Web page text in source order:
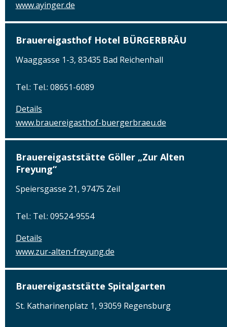
www.ayinger.de
Brauereigasthof Hotel BÜRGERBRÄU
Waaggasse 1-3, 83435 Bad Reichenhall
Tel.: Tel.: 08651-6089
Details
www.brauereigasthof-buergerbraeu.de
Brauereigaststätte Göller „Zur Alten
Freyung“
Speiersgasse 21, 97475 Zeil
Tel.: Tel.: 09524-9554
Details
www.zur-alten-freyung.de
Brauereigaststätte Spitalgarten
St. Katharinenplatz 1, 93059 Regensburg